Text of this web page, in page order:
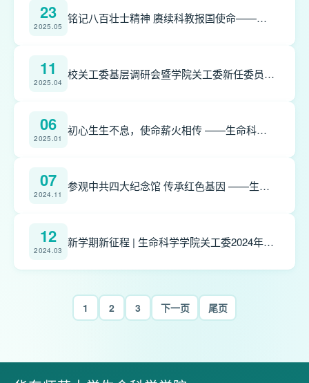
23
2025.05
铭记八百壮士精神 赓续科教报国使命——生命科学学院关工委联合生命科学学院本科生党支部参观四行仓库抗战纪念馆
11
2025.04
校关工委基层调研会暨学院关工委新任委员聘任仪式顺利举行
06
2025.01
初心生生不息，使命薪火相传 ——生命科学学院关工委联合本科生党支部慰问高龄退休党员教师
07
2024.11
参观中共四大纪念馆 传承红色基因 ——生命科学学院关工委老师与学生党支部支委、党建中心学生骨干共同参观中共四大纪念馆
12
2024.03
新学期新征程 | 生命科学学院关工委2024年第一次会议顺利召开
1 2 3 下一页 尾页